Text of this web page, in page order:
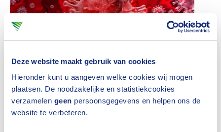
Deze website maakt gebruik van cookies
Hieronder kunt u aangeven welke cookies wij mogen
plaatsen. De noodzakelijke en statistiekcookies
verzamelen geen persoonsgegevens en helpen ons de
website te verbeteren.
"Dat de hoeveelheid claims oploopt verbaast niet.
Bij hetFNV enCNVhebben zich inmiddels een kleine